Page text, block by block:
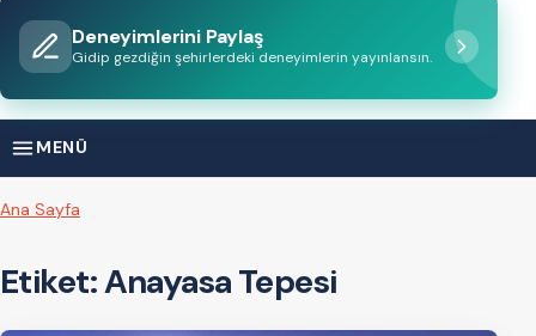
etkinlikleri
bulun Deneyimlerini Paylaş
Gidip gezdiğin şehirlerdeki deneyimlerin yayınlansın.
MENÜ
Ana Sayfa
Etiket:Anayasa Tepesi